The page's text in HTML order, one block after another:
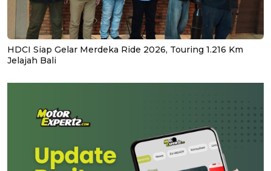
HDCI Siap Gelar Merdeka Ride 2026, Touring 1.216 Km
Jelajah Bali